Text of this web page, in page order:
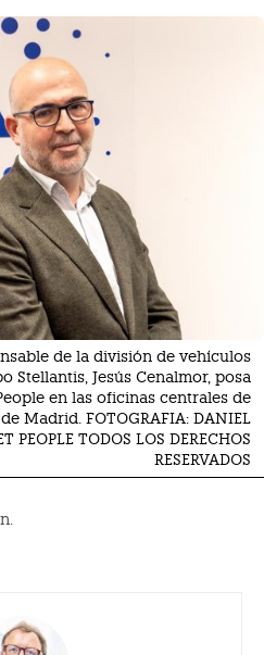
de la división de vehículos
Stellantis, Jesús Cenalmor, posa
en las oficinas centrales de
Madrid. FOTOGRAFIA: DANIEL
PEOPLE TODOS LOS DERECHOS
RESERVADOS